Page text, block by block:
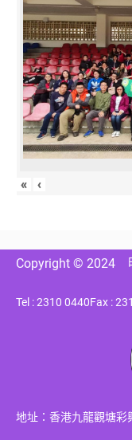
« ‹
Copyright © 2024
Tel : 2310 0440Fax :
地址：香港九龍觀塘彩